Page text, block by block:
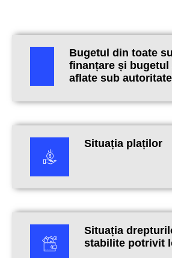
Bugetul din toate
finanțare și
aflate sub
Situația plaților
Situația
stabilite potrivit